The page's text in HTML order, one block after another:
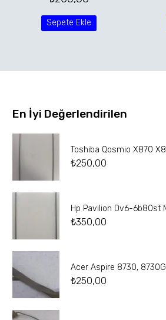
Sepete Ekle
En İyi Değerlendirilen
Toshiba Qosmio X870
₺250,00
Hp Pavilion Dv6-6b80st
₺350,00
Acer Aspire 8730,
₺250,00